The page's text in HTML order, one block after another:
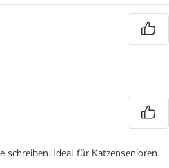
schreiben. Ideal für Katzensenioren.